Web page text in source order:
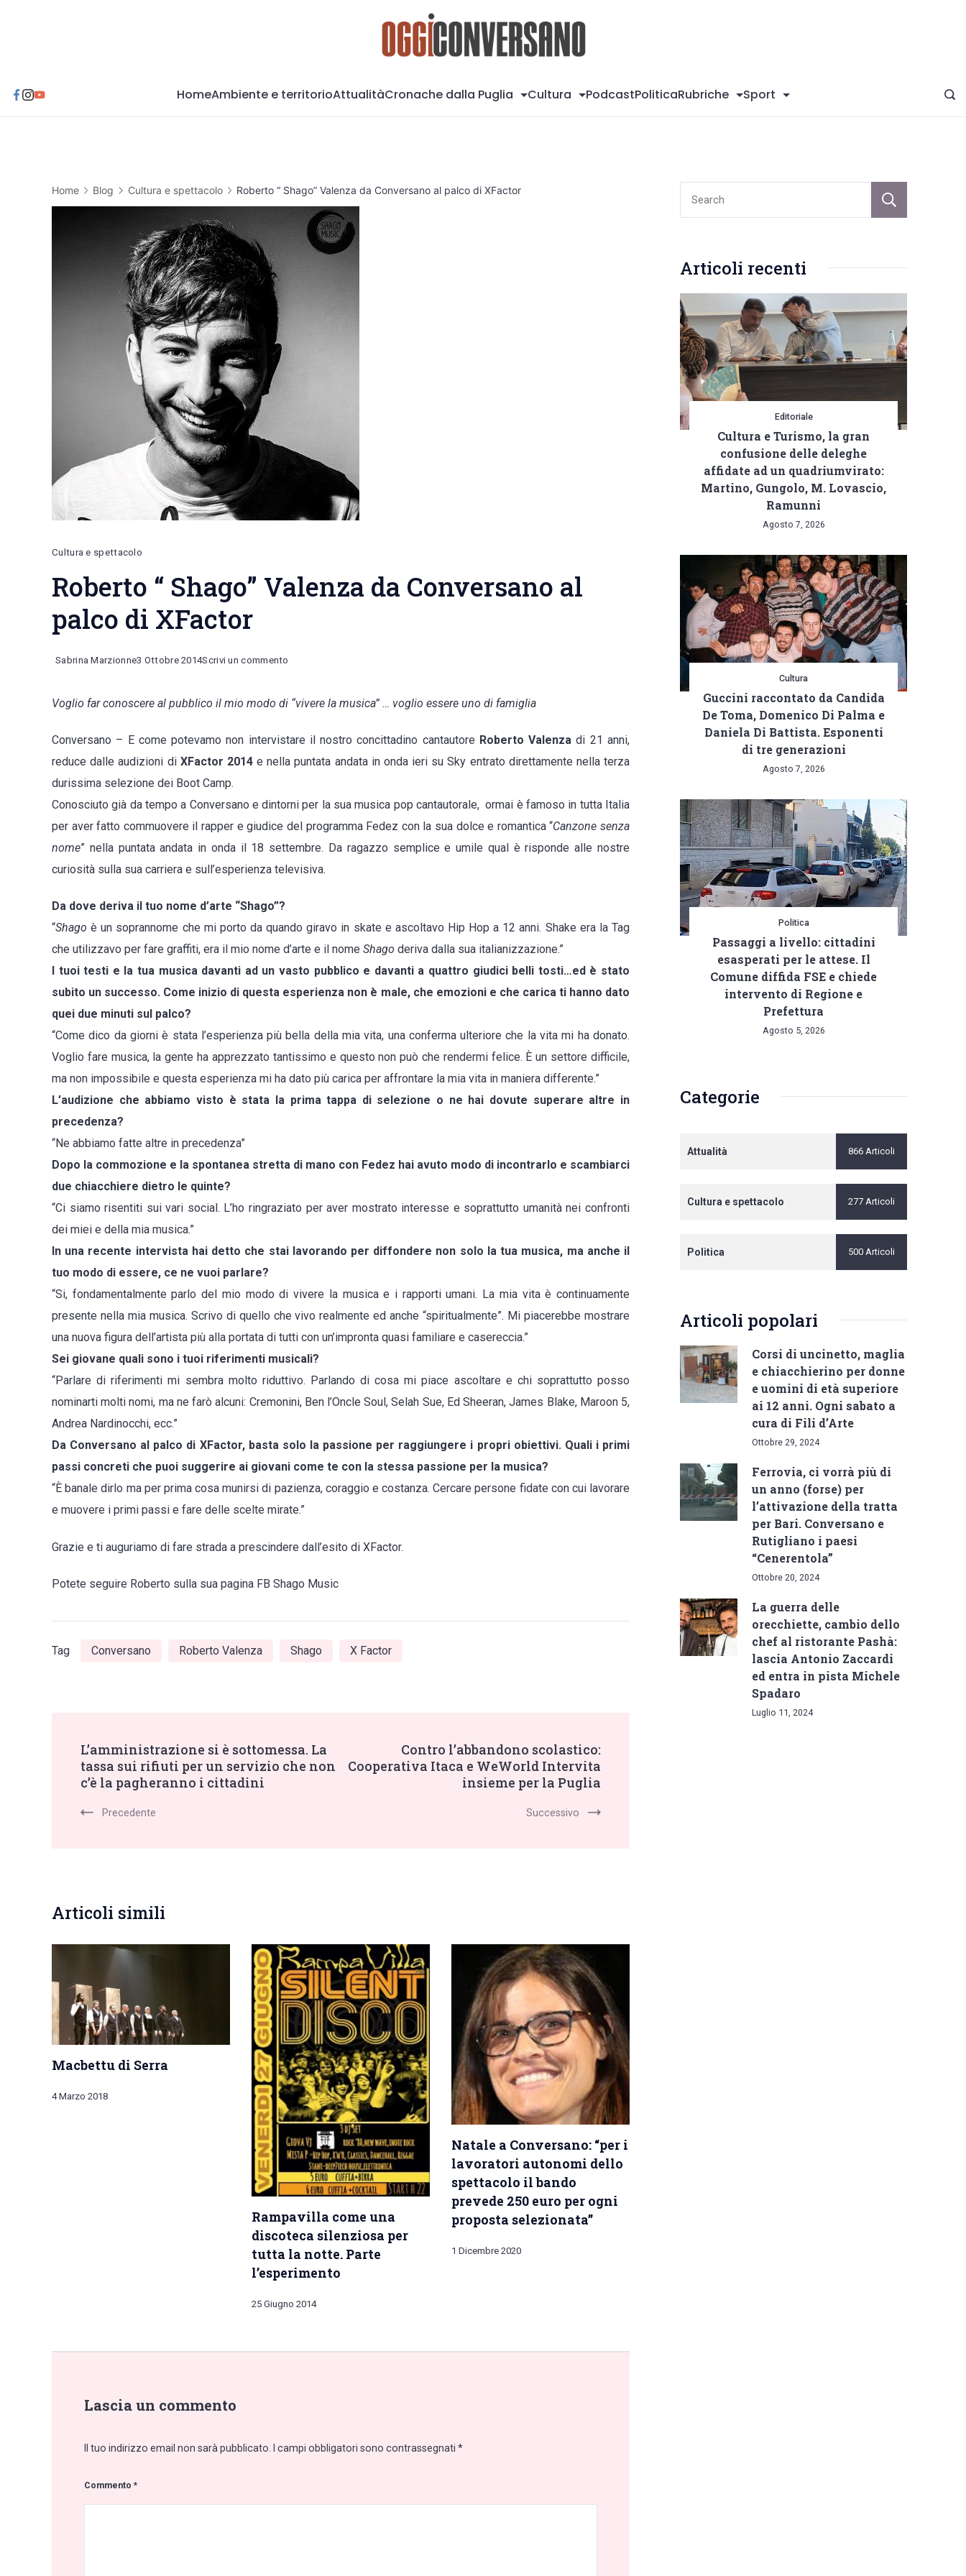
HomeAmbiente e territorioAttualitàCronache dalla Puglia Cultura PodcastPoliticaRubriche Sport
Home Blog Cultura e spettacolo Roberto “ Shago” Valenza da Conversano al palco di XFactor
Cultura e spettacolo
Roberto “ Shago” Valenza da Conversano al
palco di XFactor
Sabrina Marzionne3 Ottobre 2014Scrivi un commento
“
Valenza
da
al
palco
di
XFactor
Voglio far conoscere al pubblico il mio modo di “vivere la musica” … voglio essere uno di famiglia
Conversano – E come potevamo non intervistare il nostro concittadino cantautore Roberto Valenza di 21 anni,
reduce dalle audizioni di XFactor 2014e nella puntata andata in onda ieri su Sky entrato direttamente nella terza
durissima selezione dei Boot Camp.
Conosciuto già da tempo a Conversano e dintorni per la sua musica pop cantautorale, ormai è famoso in tutta Italia
per aver fatto commuovere il rapper e giudice del programma Fedez con la sua dolce e romantica “Canzone senza
nome” nella puntata andata in onda il 18 settembre. Da ragazzo semplice e umile qual è risponde alle nostre
curiosità sulla sua carriera e sull’esperienza televisiva.
Da dove deriva il tuo nome d’arte “Shago”?
“Shago è un soprannome che mi porto da quando giravo in skate e ascoltavo Hip Hop a 12 anni. Shake era la Tag
che utilizzavo per fare graffiti, era il mio nome d’arte e il nome Shago deriva dalla sua italianizzazione.”
I tuoi testi e la tua musica davanti ad un vasto pubblico e davanti a quattro giudici belli tosti…ed è stato
subito un successo. Come inizio di questa esperienza non è male, che emozioni e che carica ti hanno dato
quei due minuti sul palco?
“Come dico da giorni è stata l’esperienza più bella della mia vita, una conferma ulteriore che la vita mi ha donato.
Voglio fare musica, la gente ha apprezzato tantissimo e questo non può che rendermi felice. È un settore difficile,
ma non impossibile e questa esperienza mi ha dato più carica per affrontare la mia vita in maniera differente.”
L’audizione che abbiamo visto è stata la prima tappa di selezione o ne hai dovute superare altre in
precedenza?
“Ne abbiamo fatte altre in precedenza”
Dopo la commozione e la spontanea stretta di mano con Fedez hai avuto modo di incontrarlo e scambiarci
due chiacchiere dietro le quinte?
“Ci siamo risentiti sui vari social. L’ho ringraziato per aver mostrato interesse e soprattutto umanità nei confronti
dei miei e della mia musica.”
In una recente intervista hai detto che stai lavorando per diffondere non solo la tua musica, ma anche il
tuo modo di essere, ce ne vuoi parlare?
“Si, fondamentalmente parlo del mio modo di vivere la musica e i rapporti umani. La mia vita è continuamente
presente nella mia musica. Scrivo di quello che vivo realmente ed anche “spiritualmente”. Mi piacerebbe mostrare
una nuova figura dell’artista più alla portata di tutti con un’impronta quasi familiare e casereccia.”
Sei giovane quali sono i tuoi riferimenti musicali?
“Parlare di riferimenti mi sembra molto riduttivo. Parlando di cosa mi piace ascoltare e chi soprattutto posso
nominarti molti nomi, ma ne farò alcuni: Cremonini, Ben l’Oncle Soul, Selah Sue, Ed Sheeran, James Blake, Maroon 5,
Andrea Nardinocchi, ecc.”
Da Conversano al palco di XFactor, basta solo la passione per raggiungere i propri obiettivi. Quali i primi
passi concreti che puoi suggerire ai giovani come te con la stessa passione per la musica?
“È banale dirlo ma per prima cosa munirsi di pazienza, coraggio e costanza. Cercare persone fidate con cui lavorare
e muovere i primi passi e fare delle scelte mirate.”
Grazie e ti auguriamo di fare strada a prescindere dall’esito di XFactor.
Potete seguire Roberto sulla sua pagina FB Shago Music
Tag Conversano Roberto Valenza Shago X Factor
Post
Navigation
L’amministrazione si è sottomessa. La
tassa sui rifiuti per un servizio che non
c’è la pagheranno i cittadini
Precedente
Contro l’abbandono scolastico:
Cooperativa Itaca e WeWorld Intervita
insieme per la Puglia
Successivo
Articoli simili
Macbettu di Serra
4 Marzo 2018
Rampavilla come una
discoteca silenziosa per
tutta la notte. Parte
l’esperimento
25 Giugno 2014
Natale a Conversano: “per i
lavoratori autonomi dello
spettacolo il bando
prevede 250 euro per ogni
proposta selezionata”
1 Dicembre 2020
Lascia un commento
Il tuo indirizzo email non sarà pubblicato. I campi obbligatori sono contrassegnati *
Commento*
Articoli recenti
Editoriale
Cultura e Turismo, la gran
confusione delle deleghe
affidate ad un quadriumvirato:
Martino, Gungolo, M. Lovascio,
Ramunni
Agosto 7, 2026
Cultura
Guccini raccontato da Candida
De Toma, Domenico Di Palma e
Daniela Di Battista. Esponenti
di tre generazioni
Agosto 7, 2026
Politica
Passaggi a livello: cittadini
esasperati per le attese. Il
Comune diffida FSE e chiede
intervento di Regione e
Prefettura
Agosto 5, 2026
Categorie
Attualità 866 Articoli
Cultura e spettacolo 277 Articoli
Politica 500 Articoli
Articoli popolari
Corsi di uncinetto, maglia
e chiacchierino per donne
e uomini di età superiore
ai 12 anni. Ogni sabato a
cura di Fili d’Arte
Ottobre 29, 2024
Ferrovia, ci vorrà più di
un anno (forse) per
l’attivazione della tratta
per Bari. Conversano e
Rutigliano i paesi
“Cenerentola”
Ottobre 20, 2024
La guerra delle
orecchiette, cambio dello
chef al ristorante Pashà:
lascia Antonio Zaccardi
ed entra in pista Michele
Spadaro
Luglio 11, 2024